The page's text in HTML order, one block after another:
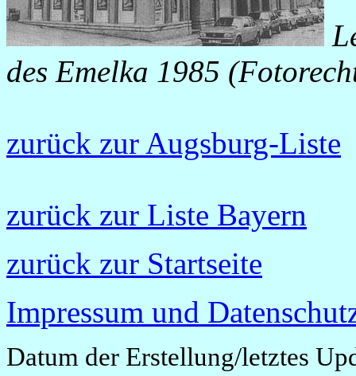
des Emelka 1985
zurück zur Augsburg-Liste
zurück zur Liste Bayern
zurück zur Startseite
Impressum und
Datum der Erstellung/letztes